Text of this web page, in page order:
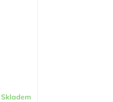
Skladem